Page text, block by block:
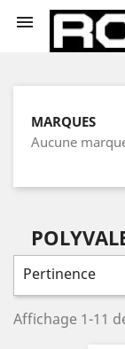

MARQUES
Aucune
Pertinence
Affichage 1-11